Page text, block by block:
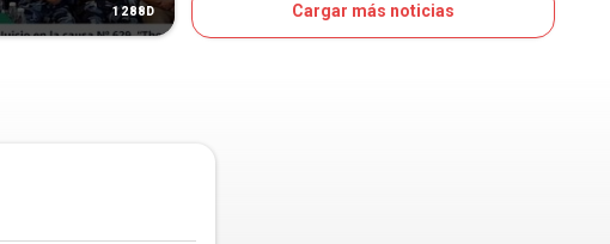
1288D Cargar más noticias